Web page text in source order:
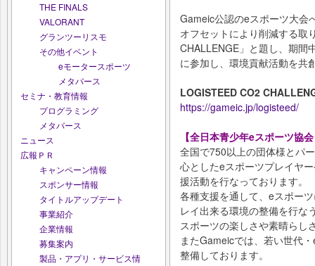
THE FINALS
VALORANT
グランツーリスモ
その他イベント
eモータースポーツ
メタバース
セミナ・教育情報
プログラミング
メタバース
ニュース
広報ＰＲ
キャンペーン情報
スポンサー情報
タイトルアップデート
事業紹介
企業情報
募集案内
製品・アプリ・サービス情
Gameic公認のeスポーツ大会
オフセットにより削減する取
CHALLENGE」と題し、期間
に参加し、環境貢献活動を共
LOGISTEED CO2
https://gameic.jp/logisteed/
【全日本青少年eスポーツ協
全国で750以上の団体様とパ
心としたeスポーツプレイヤ
援活動を行なっております。
各種支援を通して、eスポー
レイ出来る環境の整備を行な
スポーツの楽しさや素晴らし
またGameicでは、若い世代
整備しております。